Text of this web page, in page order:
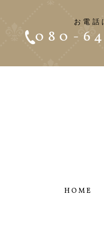
お電話
080-
HOME